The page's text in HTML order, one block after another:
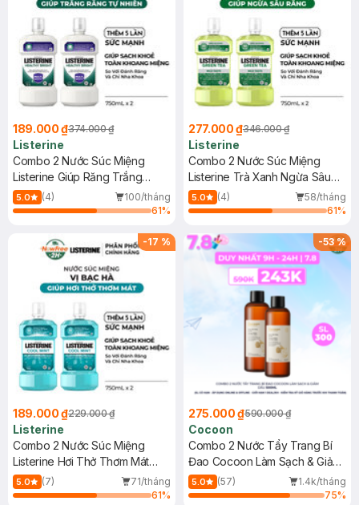
189.000 ₫374.000 ₫
Listerine
Combo 2 Nước Súc Miệng
Listerine Giúp Răng Trắng
Sáng 750ml
5.0 (4)
100/tháng
61%
277.000 ₫346.000 ₫
Listerine
Combo 2 Nước Súc Miệng
Listerine Trà Xanh Ngừa Sâu
Răng 750ml
5.0 (4)
58/tháng
61%
-17 %
189.000 ₫229.000 ₫
Listerine
Combo 2 Nước Súc Miệng
Listerine Hơi Thở Thơm Mát
750ml
5.0 (7)
71/tháng
61%
-53%
275.000 ₫590.000 ₫
Cocoon
Combo 2 Nước Tẩy Trang Bí
Đao Cocoon Làm Sạch & Giảm
Dầu 500ml
5.0 (57)
1.4k/tháng
75%